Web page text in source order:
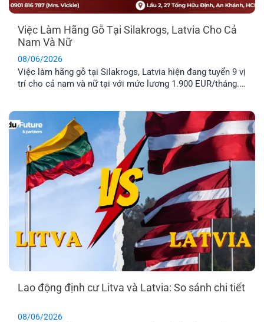
Việc Làm Hãng Gỗ Tại Silakrogs, Latvia Cho Cả
Nam Và Nữ
08/06/2026
Việc làm hãng gỗ tại Silakrogs, Latvia hiện đang tuyển 9 vị
trí cho cả nam và nữ tại với mức lương 1.900 EUR/tháng.
lựa chọn phù hợp cho [...]
Lao động định cư Litva và Latvia: So sánh chi tiết
08/06/2026